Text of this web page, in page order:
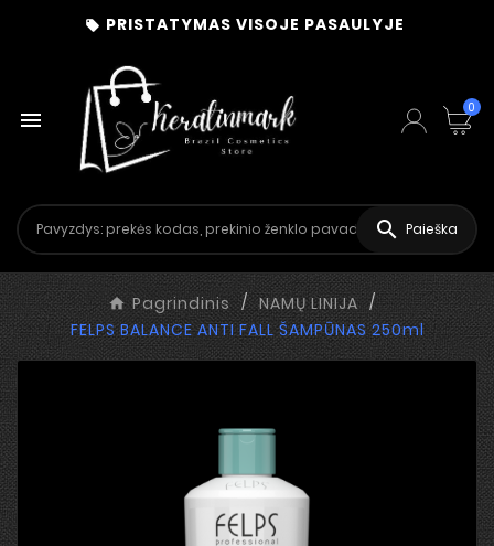
 PRISTATYMAS VISOJE PASAULYJE
 0
 Paieška
Pagrindinis
NAMŲ LINIJA
FELPS BALANCE ANTI FALL ŠAMPŪNAS 250ml